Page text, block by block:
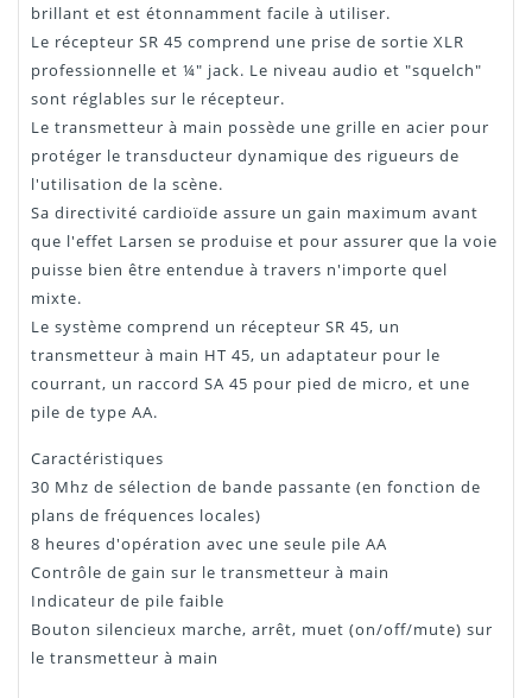
brillant et est étonnamment facile à utiliser.
Le récepteur SR 45 comprend une prise de sortie XLR
professionnelle et ¼" jack. Le niveau audio et "squelch"
sont réglables sur le récepteur.
Le transmetteur à main possède une grille en acier pour
protéger le transducteur dynamique des rigueurs de
l'utilisation de la scène.
Sa directivité cardioïde assure un gain maximum avant
que l'effet Larsen se produise et pour assurer que la voie
puisse bien être entendue à travers n'importe quel
mixte.
Le système comprend un récepteur SR 45, un
transmetteur à main HT 45, un adaptateur pour le
courrant, un raccord SA 45 pour pied de micro, et une
pile de type AA.
Caractéristiques
30 Mhz de sélection de bande passante (en fonction de
plans de fréquences locales)
8 heures d'opération avec une seule pile AA
Contrôle de gain sur le transmetteur à main
Indicateur de pile faible
Bouton silencieux marche, arrêt, muet (on/off/mute) sur
le transmetteur à main